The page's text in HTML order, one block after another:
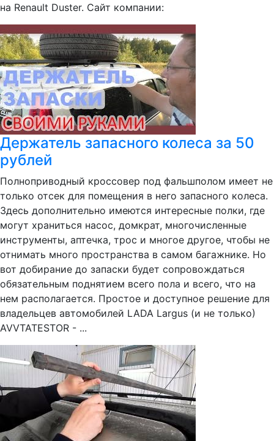
на Renault Duster. Сайт компании:
Держатель запасного колеса за 50
рублей
Полноприводный кроссовер под фальшполом имеет не
только отсек для помещения в него запасного колеса.
Здесь дополнительно имеются интересные полки, где
могут храниться насос, домкрат, многочисленные
инструменты, аптечка, трос и многое другое, чтобы не
отнимать много пространства в самом багажнике. Но
вот добирание до запаски будет сопровождаться
обязательным поднятием всего пола и всего, что на
нем располагается. Простое и доступное решение для
владельцев автомобилей LADA Largus (и не только)
AVVTATESTOR - ...